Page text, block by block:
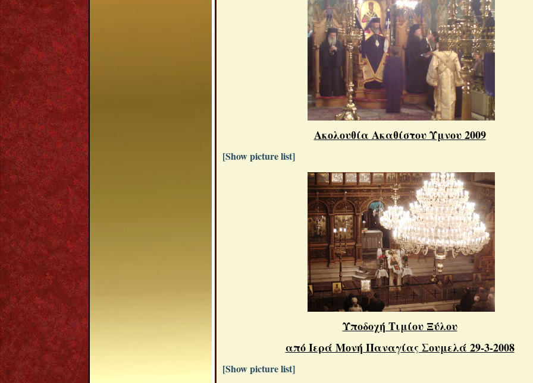
Ακολουθία Ακαθίστου Ύμνου 2009
[Show picture list]
Υποδοχή Τιμίου Ξύλου
από Ιερά Μονή Παναγίας Σουμελά 29-3-2008
[Show picture list]